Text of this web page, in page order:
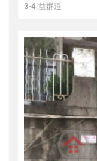
3-4 益群道